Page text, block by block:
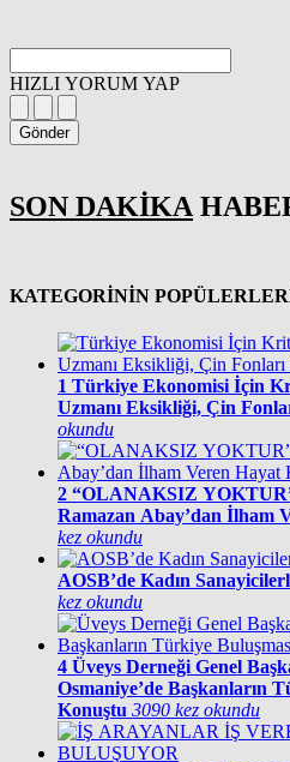
HIZLI YORUM YAP
Gönder
SON DAKİKA
KATEGORİNİN
1 Türkiye Ekonomisi İçin
Uzmanı Eksikliği, Çin
okundu
2 “OLANAKSIZ
Ramazan Abay’dan İlham
kez okundu
AOSB’de Kadın
kez okundu
4 Üveys Derneği Genel
Osmaniye’de Başkanların
Konuştu 3090 kez okundu